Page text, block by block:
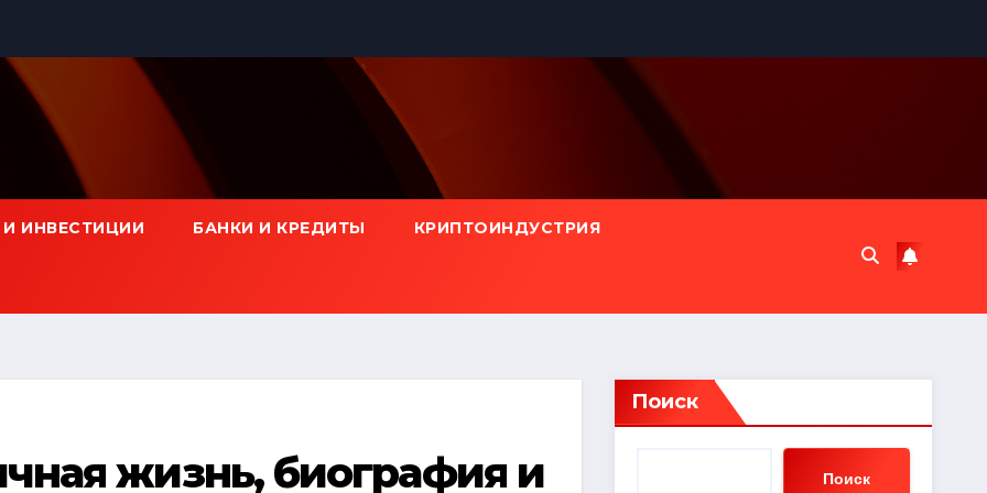
И ИНВЕСТИЦИИ БАНКИ И КРЕДИТЫ КРИПТОИНДУСТРИЯ
жизнь, биография и
Поиск
Поиск